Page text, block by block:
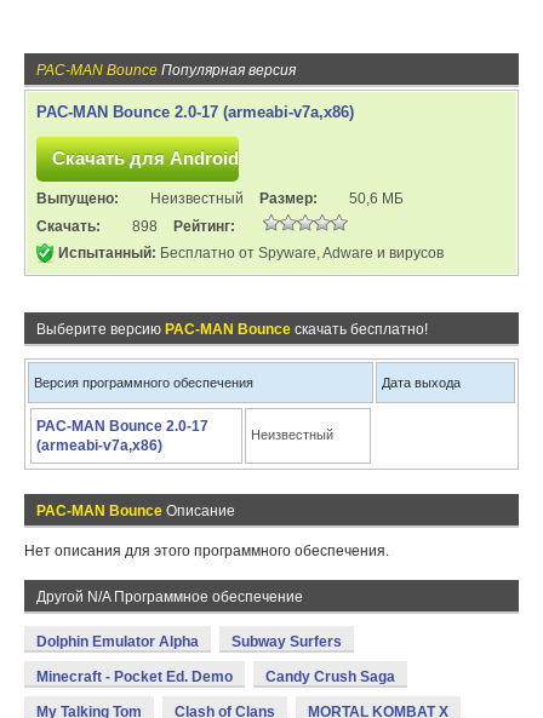
PAC-MAN Bounce Популярная версия
PAC-MAN Bounce 2.0-17 (armeabi-v7a,x86)
Выпущено: Неизвестный Размер:
50,6 МБ
Скачать:
898
Рейтинг:
Испытанный: Бесплатно от Spyware, Adware и вирусов
Выберите версию PAC-MAN Bounce скачать бесплатно!
Версия программного обеспечения Дата выхода
PAC-MAN Bounce 2.0-17
(armeabi-v7a,x86)
Неизвестный
PAC-MAN Bounce Описание
Нет описания для этого программного обеспечения.
Другой N/A Программное обеспечение
Dolphin Emulator Alpha Subway Surfers
Minecraft - Pocket Ed. Demo Candy Crush Saga
My Talking Tom Clash of Clans MORTAL KOMBAT X